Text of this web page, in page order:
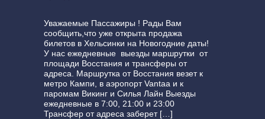
Уважаемые Пассажиры ! Рады Вам
сообщить,что уже открыта продажа
билетов в Хельсинки на Новогодние даты!
У нас ежедневные выезды маршрутки от
площади Восстания и трансферы от
адреса. Маршрутка от Восстания везет к
метро Кампи, в аэропорт Vantaa и к
паромам Викинг и Силья Лайн Выезды
ежедневные в 7:00, 21:00 и 23:00
Трансфер от адреса заберет […]